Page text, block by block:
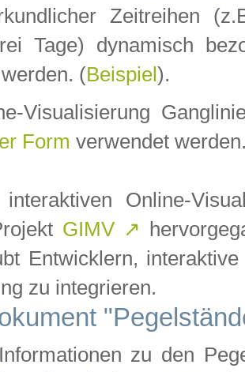
Zeitreihen
Tage) dynamisch
(Beispiel ).
Visualisierung
Form verwendet
Online-
GIMV ↗
Entwicklern,
zu integrieren.
zu den